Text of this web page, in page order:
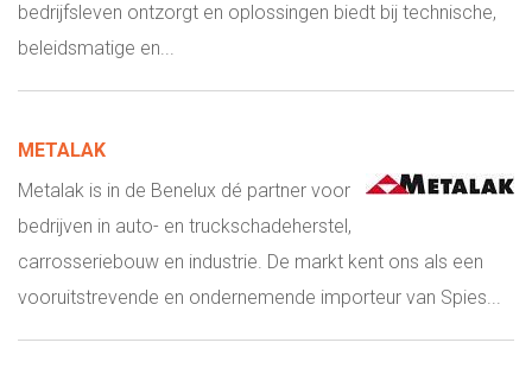
bedrijfsleven ontzorgt en oplossingen biedt bij technische,
beleidsmatige en...
METALAK
Metalak is in de Benelux dé partner voor
bedrijven in auto- en truckschadeherstel,
carrosseriebouw en industrie. De markt kent ons als een
vooruitstrevende en ondernemende importeur van Spies...